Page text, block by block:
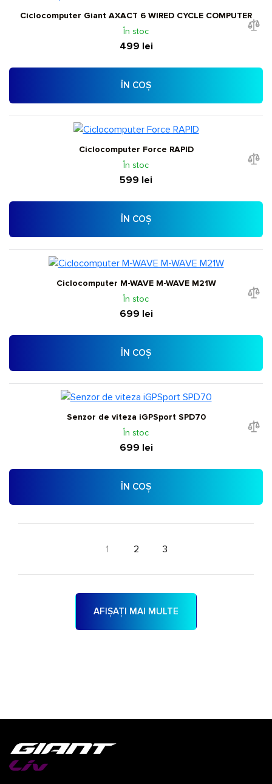
Ciclocomputer Giant AXACT 6 WIRED CYCLE COMPUTER
În stoc
499 lei
ÎN COȘ
Ciclocomputer Force RAPID
În stoc
599 lei
ÎN COȘ
Ciclocomputer M-WAVE M-WAVE M21W
În stoc
699 lei
ÎN COȘ
Senzor de viteza iGPSport SPD70
În stoc
699 lei
ÎN COȘ
1 2 3
AFIȘAȚI MAI MULTE